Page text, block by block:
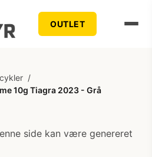
OUTLET
/
10g Tiagra 2023 - Grå
side kan være genereret